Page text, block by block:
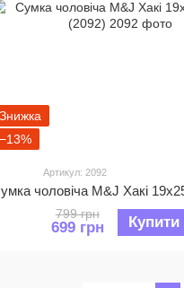
Знижка
−13%
Артикул: 2092
799 грн
699 грн Купити